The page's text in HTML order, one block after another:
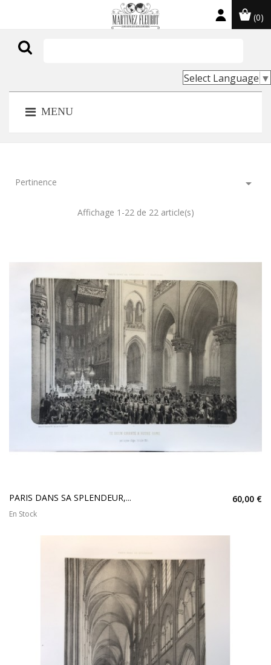
(0)
Select Language ▼
MENU
Pertinence 
Affichage 1-22 de 22 article(s)
PARIS DANS SA SPLENDEUR,... 60,00 €
En Stock